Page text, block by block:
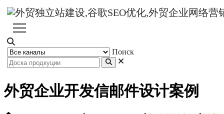
Поиск
外贸企业开发信邮件设计案例